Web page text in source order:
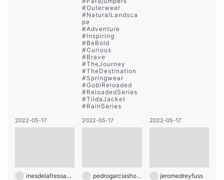
#Outerwear
#NaturalLandsca
pe
#Adventure
#Inspiring
#BeBold
#Curious
#Brave
#TheJourney
#TheDestination
#Springwear
#GobiReloaded
#ReloadedSeries
#TildaJacket
#RainSeries
2022-05-17
inesdelafressangeparis
2022-05-17
pedrogarciashoes
2022-05-17
jeromedreyfuss